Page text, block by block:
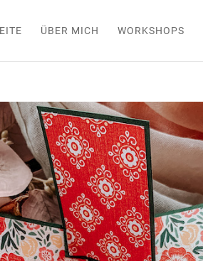
ÜBER MICH WORKSHOPS